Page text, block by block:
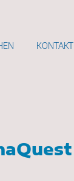
KONTAKT